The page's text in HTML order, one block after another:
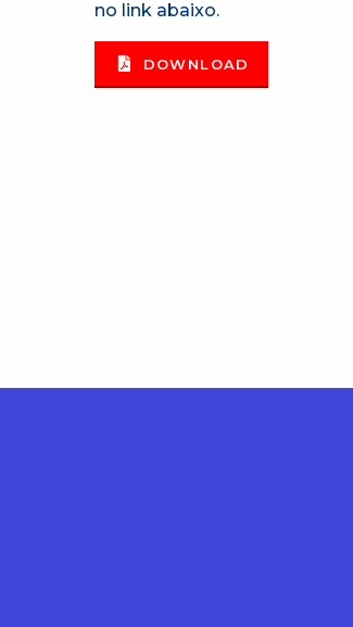
no link abaixo.
DOWNLOAD